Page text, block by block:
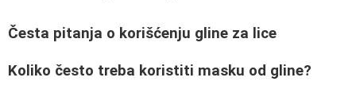
Česta pitanja o korišćenju gline za lice
Koliko često treba koristiti masku od gline?